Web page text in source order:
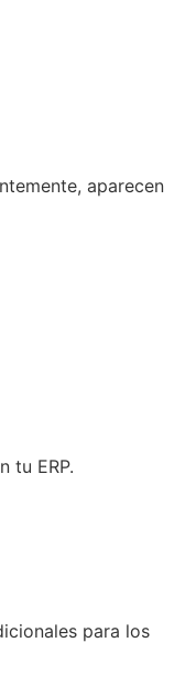
aparecen
tu ERP.
para los